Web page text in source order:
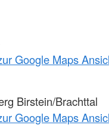
Google Maps
Birstein/Brachttal
Google Maps